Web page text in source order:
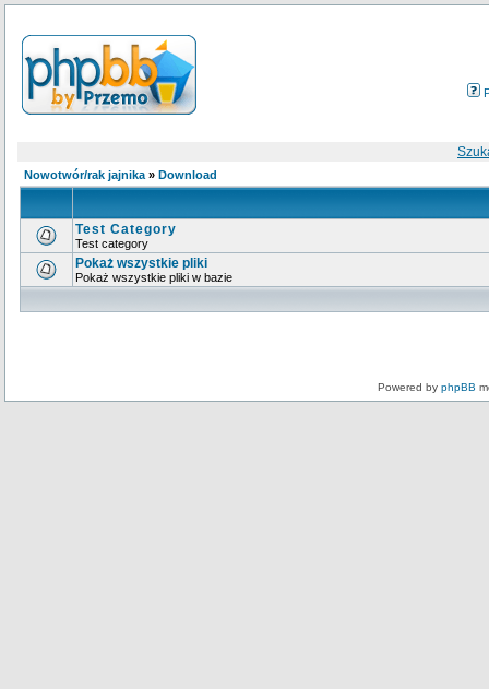
Nowotwór/rak jajnika » Download
Test Category
Test category
Pokaż wszystkie pliki
Pokaż wszystkie pliki w bazie
Powered by phpBB